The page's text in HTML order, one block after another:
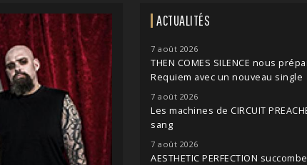
ACTUALITÉS
7 août 2026
THEN COMES SILENCE nous
Requiem avec un nouveau single
7 août 2026
Les machines de CIRCUIT
sang
7 août 2026
AESTHETIC PERFECTION